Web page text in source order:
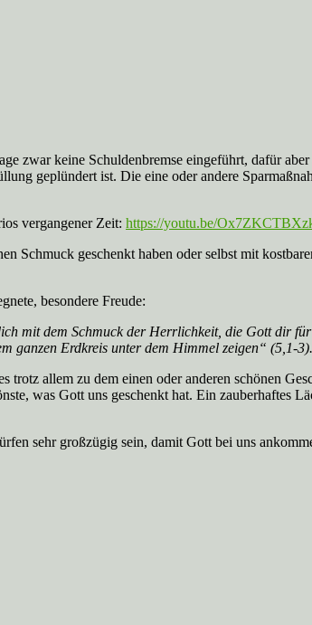
zwar keine Schuldenbremse eingeführt, dafür
geplündert ist. Die eine oder andere
vergangener Zeit: https://youtu.be/
Schmuck geschenkt haben oder selbst mit
besondere Freude:
mit dem Schmuck der Herrlichkeit, die Gott dir
ganzen Erdkreis unter dem Himmel zeigen“ (5,1-3).
allem zu dem einen oder anderen schönen
was Gott uns geschenkt hat. Ein zauberhaftes
sehr großzügig sein, damit Gott bei uns